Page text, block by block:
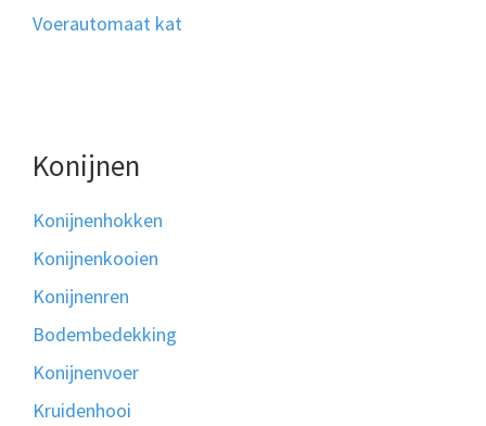
Voerautomaat kat
Konijnen
Konijnenhokken
Konijnenkooien
Konijnenren
Bodembedekking
Konijnenvoer
Kruidenhooi